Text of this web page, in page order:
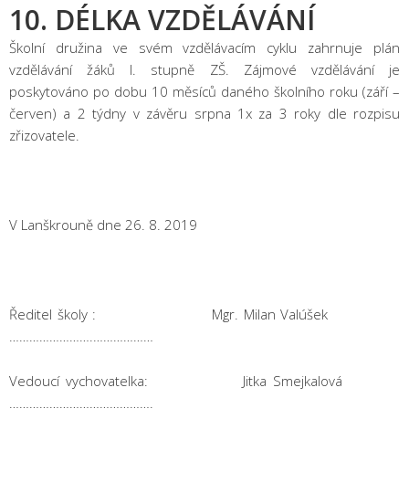
10. DÉLKA VZDĚLÁVÁNÍ
Školní družina ve svém vzdělávacím cyklu zahrnuje plán
vzdělávání žáků I. stupně ZŠ. Zájmové vzdělávání je
poskytováno po dobu 10 měsíců daného školního roku (září –
červen) a 2 týdny v závěru srpna 1x za 3 roky dle rozpisu
zřizovatele.
V Lanškrouně dne 26. 8. 2019
Ředitel školy : Mgr. Milan Valúšek
…………………….………………
Vedoucí vychovatelka: Jitka Smejkalová
…………………………………….